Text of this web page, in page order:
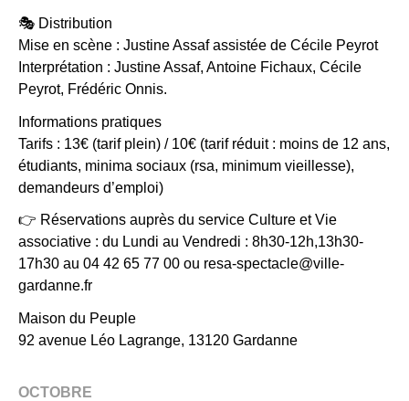
🎭 Distribution
Mise en scène : Justine Assaf assistée de Cécile Peyrot
Interprétation : Justine Assaf, Antoine Fichaux, Cécile
Peyrot, Frédéric Onnis.
Informations pratiques
Tarifs : 13€ (tarif plein) / 10€ (tarif réduit : moins de 12 ans,
étudiants, minima sociaux (rsa, minimum vieillesse),
demandeurs d’emploi)
👉 Réservations auprès du service Culture et Vie
associative : du Lundi au Vendredi : 8h30-12h,13h30-
17h30 au 04 42 65 77 00 ou resa-spectacle@ville-
gardanne.fr
Maison du Peuple
92 avenue Léo Lagrange, 13120 Gardanne
OCTOBRE